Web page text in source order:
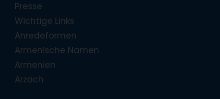
Presse
Wichtige Links
Anredeformen
Armenische Namen
Armenien
Arzach